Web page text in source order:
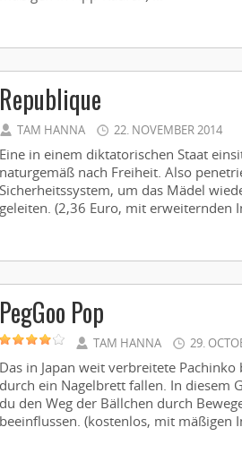
Republique
TAM HANNA 22. NOVEMBER 2014
Eine in einem diktatorischen Staat
naturgemäß nach Freiheit. Also
Sicherheitssystem, um das Mädel
geleiten. (2,36 Euro, mit erweiternden
PegGoo Pop
TAM HANNA 29.
Das in Japan weit verbreitete
durch ein Nagelbrett fallen. In diesem
du den Weg der Bällchen durch
beeinflussen. (kostenlos, mit mäßigen